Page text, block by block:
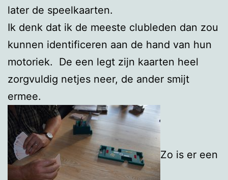
later de speelkaarten.
Ik denk dat ik de meeste clubleden dan zou
kunnen identificeren aan de hand van hun
motoriek. De een legt zijn kaarten heel
zorgvuldig netjes neer, de ander smijt
ermee.
Zo is er een